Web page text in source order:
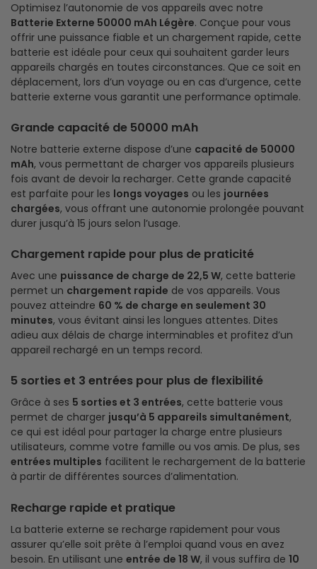
Optimisez l’autonomie de vos appareils avec notre
Batterie Externe 50000 mAh Légère. Conçue pour vous
offrir une puissance fiable et un chargement rapide, cette
batterie est idéale pour ceux qui souhaitent garder leurs
appareils chargés en toutes circonstances. Que ce soit en
déplacement, lors d’un voyage ou en cas d’urgence, cette
batterie externe vous garantit une performance optimale.
Grande capacité de 50000 mAh
Notre batterie externe dispose d’une capacité de 50000
mAh, vous permettant de charger vos appareils plusieurs
fois avant de devoir la recharger. Cette grande capacité
est parfaite pour les longs voyages ou les journées
chargées, vous offrant une autonomie prolongée pouvant
durer jusqu’à 15 jours selon l’usage.
Chargement rapide pour plus de praticité
Avec une puissance de charge de 22,5 W, cette batterie
permet un chargement rapide de vos appareils. Vous
pouvez atteindre 60 % de charge en seulement 30
minutes, vous évitant ainsi les longues attentes. Dites
adieu aux délais de charge interminables et profitez d’un
appareil rechargé en un temps record.
5 sorties et 3 entrées pour plus de flexibilité
Grâce à ses 5 sorties et 3 entrées, cette batterie vous
permet de charger jusqu’à 5 appareils simultanément,
ce qui est idéal pour partager la charge entre plusieurs
utilisateurs, comme votre famille ou vos amis. De plus, ses
entrées multiples facilitent le rechargement de la batterie
à partir de différentes sources d’alimentation.
Recharge rapide et pratique
La batterie externe se recharge rapidement pour vous
assurer qu’elle soit prête à l’emploi quand vous en avez
besoin. En utilisant une entrée de 18 W, il vous suffira de 10